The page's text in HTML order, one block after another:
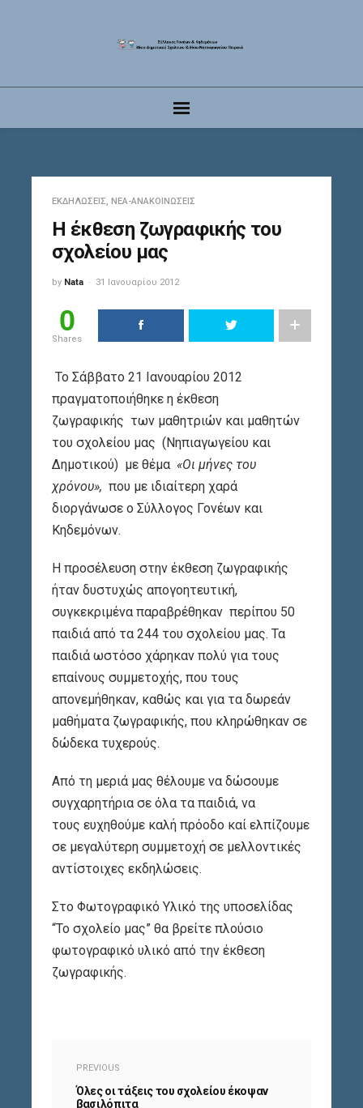
ΕΚΔΗΛΏΣΕΙΣ, ΝΈΑ-ΑΝΑΚΟΙΝΏΣΕΙΣ
Η έκθεση ζωγραφικής του
σχολείου μας
by Nata 31 Ιανουαρίου 2012
0
Shares
Το Σάββατο 21 Ιανουαρίου 2012
πραγματοποιήθηκε η έκθεση
ζωγραφικής των μαθητριών και μαθητών
του σχολείου μας (Νηπιαγωγείου και
Δημοτικού) με θέμα «Οι μήνες του
χρόνου», που με ιδιαίτερη χαρά
διοργάνωσε ο Σύλλογος Γονέων και
Κηδεμόνων.
Η προσέλευση στην έκθεση ζωγραφικής
ήταν δυστυχώς απογοητευτική,
συγκεκριμένα παραβρέθηκαν περίπου 50
παιδιά από τα 244 του σχολείου μας. Τα
παιδιά ωστόσο χάρηκαν πολύ για τους
επαίνους συμμετοχής, που τους
απονεμήθηκαν, καθώς και για τα δωρεάν
μαθήματα ζωγραφικής, που κληρώθηκαν σε
δώδεκα τυχερούς.
Από τη μεριά μας θέλουμε να δώσουμε
συγχαρητήρια σε όλα τα παιδιά, να
τους ευχηθούμε καλή πρόοδο καί ελπίζουμε
σε μεγαλύτερη συμμετοχή σε μελλοντικές
αντίστοιχες εκδηλώσεις.
Στο Φωτογραφικό Υλικό της υποσελίδας
“Το σχολείο μας” θα βρείτε πλούσιο
φωτογραφικό υλικό από την έκθεση
ζωγραφικής.
PREVIOUS
Όλες οι τάξεις του σχολείου έκοψαν
βασιλόπιτα